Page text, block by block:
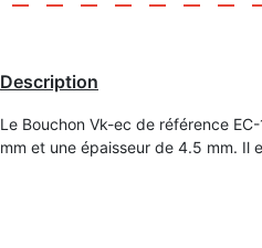
Description
Le Bouchon Vk-ec de référence
mm et une épaisseur de 4.5 mm. Il